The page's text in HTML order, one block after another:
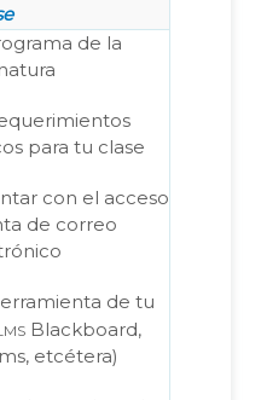
de la
para tu clase
con el acceso
de correo
de tu
Blackboard,
etcétera)